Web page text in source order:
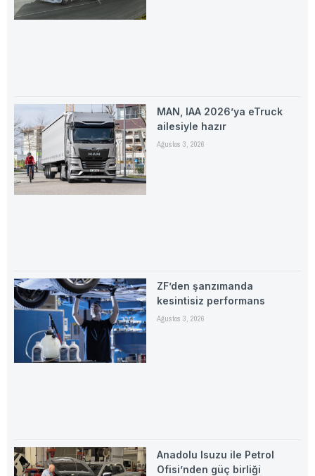
MAN, IAA 2026’ya eTruck
ailesiyle hazır
Ağustos 3, 2026
ZF’den şanzımanda
kesintisiz performans
Ağustos 3, 2026
Anadolu Isuzu ile Petrol
Ofisi’nden güç birliği